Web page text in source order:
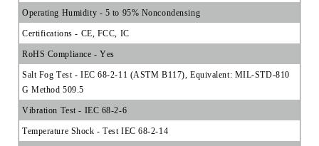
Operating Humidity - 5 to 95% Noncondensing
Certifications - CE, FCC, IC
RoHS Compliance - Yes
Salt Fog Test - IEC 68-2-11 (ASTM B117), Equivalent: MIL-STD-810
G Method 509.5
Vibration Test - IEC 68-2-6
Temperature Shock - Test IEC 68-2-14